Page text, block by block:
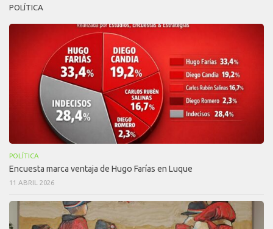
POLÍTICA
POLÍTICA
Encuesta marca ventaja de Hugo Farías en Luque
11 ABRIL 2026